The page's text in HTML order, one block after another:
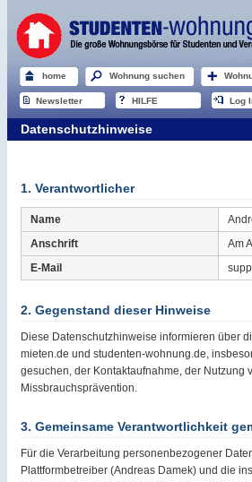
home Wohnung suchen
Newsletter HILFE Log
Datenschutzhinweise
1. Verantwortlicher
Name
Anschrift
Am
E-Mail
2. Gegenstand dieser Hinweise
Diese Datenschutzhinweise informieren über
mieten.de und studenten-wohnung.de,
gesuchen, der Kontaktaufnahme, der Nutzung
Missbrauchsprävention.
3. Gemeinsame Verantwortlichkeit
Für die Verarbeitung personenbezogener
Plattformbetreiber (Andreas Damek) und die